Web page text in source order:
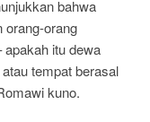
bahwa
orang-orang
apakah itu dewa
tempat berasal
kuno.